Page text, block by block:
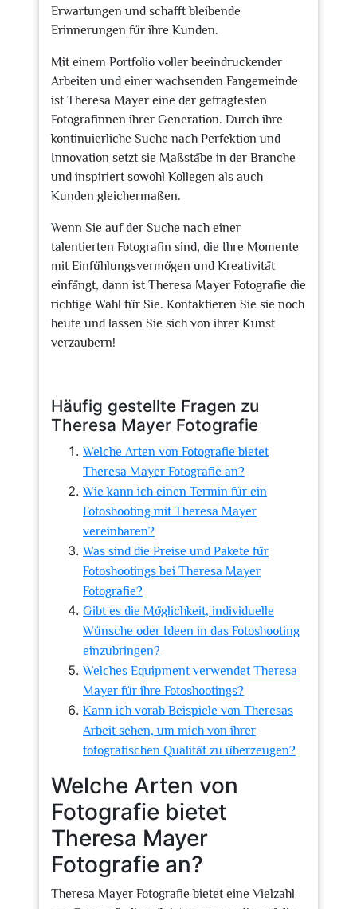
Erwartungen und schafft bleibende
Erinnerungen für ihre Kunden.
Mit einem Portfolio voller beeindruckender
Arbeiten und einer wachsenden Fangemeinde
ist Theresa Mayer eine der gefragtesten
Fotografinnen ihrer Generation. Durch ihre
kontinuierliche Suche nach Perfektion und
Innovation setzt sie Maßstäbe in der Branche
und inspiriert sowohl Kollegen als auch
Kunden gleichermaßen.
Wenn Sie auf der Suche nach einer
talentierten Fotografin sind, die Ihre Momente
mit Einfühlungsvermögen und Kreativität
einfängt, dann ist Theresa Mayer Fotografie die
richtige Wahl für Sie. Kontaktieren Sie sie noch
heute und lassen Sie sich von ihrer Kunst
verzaubern!
Häufig gestellte Fragen zu
Theresa Mayer Fotografie
Welche Arten von Fotografie bietet
Theresa Mayer Fotografie an?
Wie kann ich einen Termin für ein
Fotoshooting mit Theresa Mayer
vereinbaren?
Was sind die Preise und Pakete für
Fotoshootings bei Theresa Mayer
Fotografie?
Gibt es die Möglichkeit, individuelle
Wünsche oder Ideen in das Fotoshooting
einzubringen?
Welches Equipment verwendet Theresa
Mayer für ihre Fotoshootings?
Kann ich vorab Beispiele von Theresas
Arbeit sehen, um mich von ihrer
fotografischen Qualität zu überzeugen?
Welche Arten von
Fotografie bietet
Theresa Mayer
Fotografie an?
Theresa Mayer Fotografie bietet eine Vielzahl